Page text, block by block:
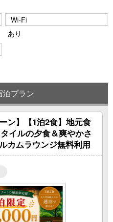
Wi-Fi
あり
泊プラン
ン】【1泊2食】地元食
イルの夕食＆爽やかさ
カムラウンジ無料利用